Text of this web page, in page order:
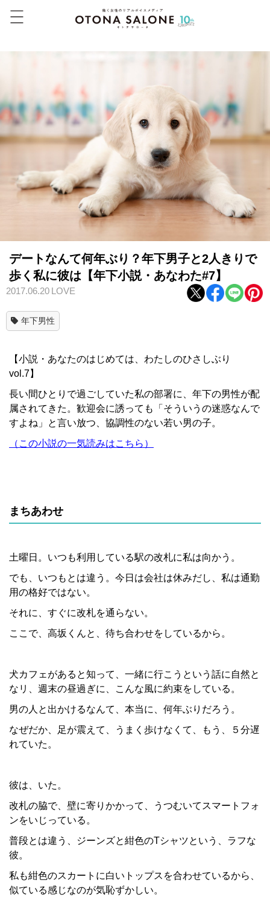
デートなんて何年ぶり？年下男子と2人きりで
歩く私に彼は【年下小説・あなわた#7】
2017.06.20 LOVE
年下男性
【小説・あなたのはじめては、わたしのひさしぶり
vol.7】
長い間ひとりで過ごしていた私の部署に、年下の男性が配
属されてきた。歓迎会に誘っても「そういうの迷惑なんで
すよね」と言い放つ、協調性のない若い男の子。
（この小説の一気読みはこちら）
まちあわせ
土曜日。いつも利用している駅の改札に私は向かう。
でも、いつもとは違う。今日は会社は休みだし、私は通勤
用の格好ではない。
それに、すぐに改札を通らない。
ここで、高坂くんと、待ち合わせをしているから。
犬カフェがあると知って、一緒に行こうという話に自然と
なリ、週末の昼過ぎに、こんな風に約束をしている。
男の人と出かけるなんて、本当に、何年ぶりだろう。
なぜだか、足が震えて、うまく歩けなくて、もう、５分遅
れていた。
彼は、いた。
改札の脇で、壁に寄りかかって、うつむいてスマートフォ
ンをいじっている。
普段とは違う、ジーンズと紺色のTシャツという、ラフな
彼。
私も紺色のスカートに白いトップスを合わせているから、
似ている感じなのが気恥ずかしい。